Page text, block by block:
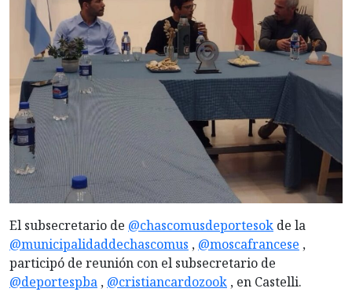
El subsecretario de @chascomusdeportesok de la
@municipalidaddechascomus , @moscafrancese ,
participó de reunión con el subsecretario de
@deportespba , @cristiancardozook , en Castelli.